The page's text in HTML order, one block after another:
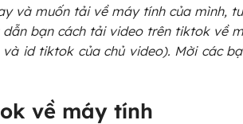
và muốn tải về máy tính của mình,
bạn cách tải video trên tiktok về
id tiktok của chủ video). Mời các
về máy tính